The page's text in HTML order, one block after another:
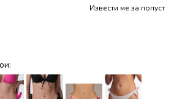
Извести ме за попуст